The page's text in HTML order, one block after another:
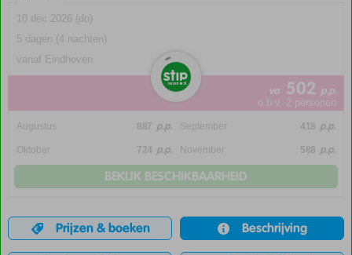
10 dec 2026 (do)
5 dagen (4 nachten)
vanaf Eindhoven
va 502 p.p.
o.b.v. 2 personen
Augustus 887 p.p. September 418 p.p.
Oktober 724 p.p. November 588 p.p.
BEKIJK BESCHIKBAARHEID
Prijzen & boeken Beschrijving